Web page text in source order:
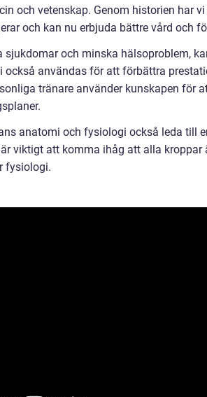
och vetenskap. Genom historien har
och kan nu erbjuda bättre vård och
och minska hälsoproblem,
användas för att förbättra
tränare använder kunskapen för
anatomi och fysiologi också leda till
viktigt att komma ihåg att alla kroppar
fysiologi.